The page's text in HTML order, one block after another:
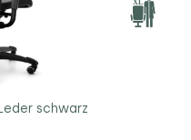
schwarz